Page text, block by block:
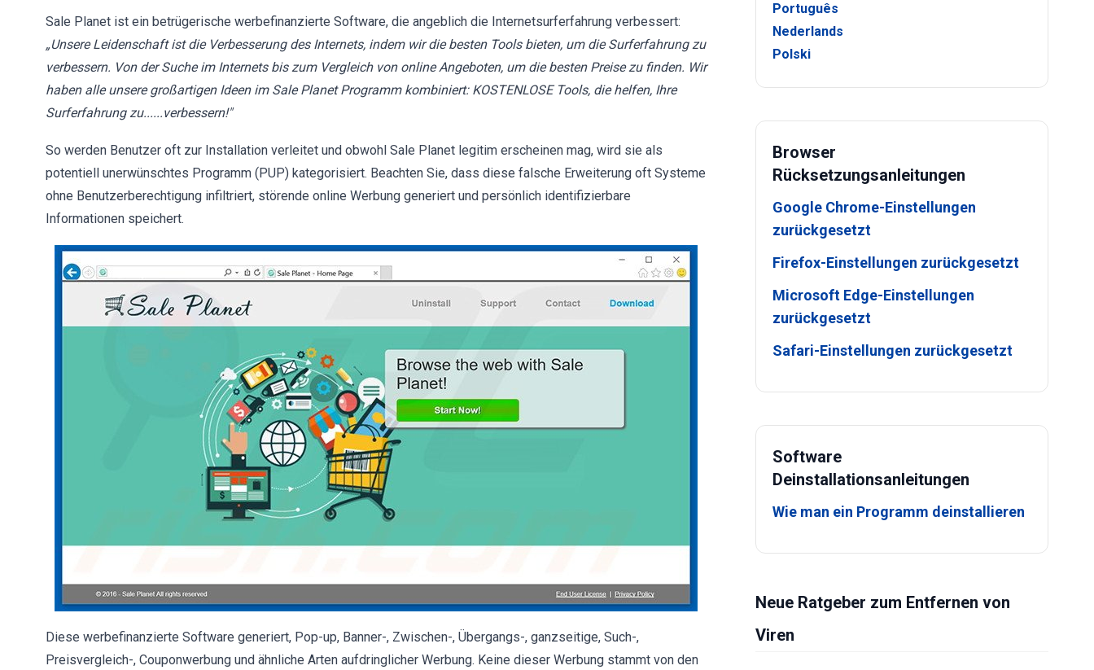
Sale Planet ist ein betrügerische werbefinanzierte Software, die angeblich die Internetsurferfahrung verbessert:
„Unsere Leidenschaft ist die Verbesserung des Internets, indem wir die besten Tools bieten, um die Surferfahrung zu
verbessern. Von der Suche im Internets bis zum Vergleich von online Angeboten, um die besten Preise zu finden. Wir
haben alle unsere großartigen Ideen im Sale Planet Programm kombiniert: KOSTENLOSE Tools, die helfen, Ihre
Surferfahrung zu......verbessern!"
So werden Benutzer oft zur Installation verleitet und obwohl Sale Planet legitim erscheinen mag, wird sie als
potentiell unerwünschtes Programm (PUP) kategorisiert. Beachten Sie, dass diese falsche Erweiterung oft Systeme
ohne Benutzerberechtigung infiltriert, störende online Werbung generiert und persönlich identifizierbare
Informationen speichert.
Diese werbefinanzierte Software generiert, Pop-up, Banner-, Zwischen-, Übergangs-, ganzseitige, Such-,
Preisvergleich-, Couponwerbung und ähnliche Arten aufdringlicher Werbung. Keine dieser Werbung stammt von den
Português
Nederlands
Polski
Browser
Rücksetzungsanleitungen
Google Chrome-Einstellungen
zurückgesetzt
Firefox-Einstellungen zurückgesetzt
Microsoft Edge-Einstellungen
zurückgesetzt
Safari-Einstellungen zurückgesetzt
Software
Deinstallationsanleitungen
Wie man ein Programm deinstallieren
Neue Ratgeber zum Entfernen von
Viren